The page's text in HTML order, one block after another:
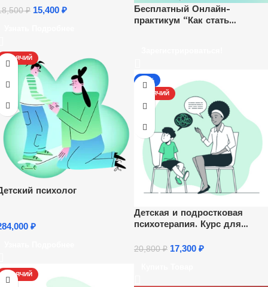
₽ 15,400 ₽
Бесплатный Онлайн-
практикум “Как стать
ГОРЯЧИЙ
психолог
₽
-17%
ГОРЯЧИЙ
Детская и подростковая
психотерапия. Курс для
20,800₽ 17,300 ₽
ГОРЯЧИЙ